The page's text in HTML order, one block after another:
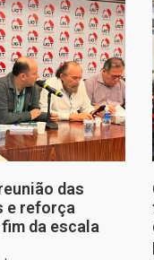
das
e reforça
da escala